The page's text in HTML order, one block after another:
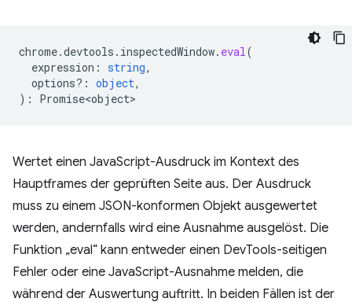
chrome.devtools . inspectedWindow. eval(
expression : string,
options? : object,
) : Promise<object>
Wertet einen JavaScript-Ausdruck im Kontext des
Hauptframes der geprüften Seite aus. Der Ausdruck
muss zu einem JSON-konformen Objekt ausgewertet
werden, andernfalls wird eine Ausnahme ausgelöst. Die
Funktion „eval“ kann entweder einen DevTools-seitigen
Fehler oder eine JavaScript-Ausnahme melden, die
während der Auswertung auftritt. In beiden Fällen ist der